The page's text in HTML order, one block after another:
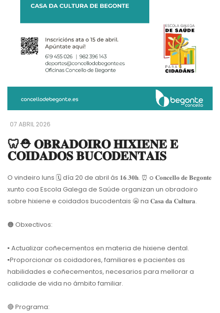
07 ABRIL 2026
🦷⛑️ 𝐎𝐁𝐑𝐀𝐃𝐎𝐈𝐑𝐎 𝐇𝐈𝐗𝐈𝐄𝐍𝐄 𝐄
𝐂𝐎𝐈𝐃𝐀𝐃𝐎𝐒 𝐁𝐔𝐂𝐎𝐃𝐄𝐍𝐓𝐀𝐈𝐒
O vindeiro luns 🗓día 20 de abril ás 𝟏𝟔.𝟑𝟎𝐡. ⏰ o 𝐂𝐨𝐧𝐜𝐞𝐥𝐥𝐨 𝐝𝐞 𝐁𝐞𝐠𝐨𝐧𝐭𝐞
xunto coa Escola Galega de Saúde organizan un obradoiro
sobre hixiene e coidados bucodentais 😬na 𝐂𝐚𝐬𝐚 𝐝𝐚 𝐂𝐮𝐥𝐭𝐮𝐫𝐚.
🟠 Obxectivos:
▪️ Actualizar coñecementos en materia de hixiene dental.
▪️Proporcionar os coidadores, familiares e pacientes as
habilidades e coñecementos, necesarios para mellorar a
calidade de vida no ámbito familiar.
🔴Programa: